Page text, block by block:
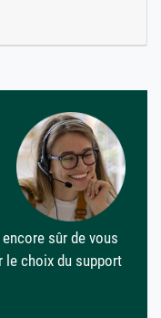
sûr de vous
le choix du support